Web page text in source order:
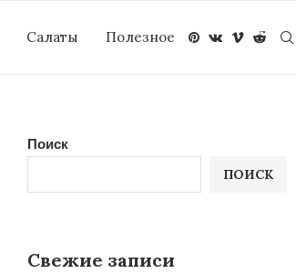
Салаты Полезное
Поиск
ПОИСК
Свежие записи